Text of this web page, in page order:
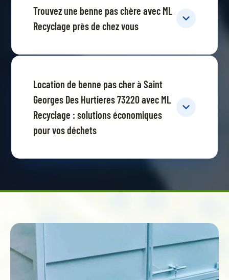
Trouvez une benne pas chère avec ML
Recyclage près de chez vous
Location de benne pas cher à Saint
Georges Des Hurtieres 73220 avec ML
Recyclage : solutions économiques
pour vos déchets